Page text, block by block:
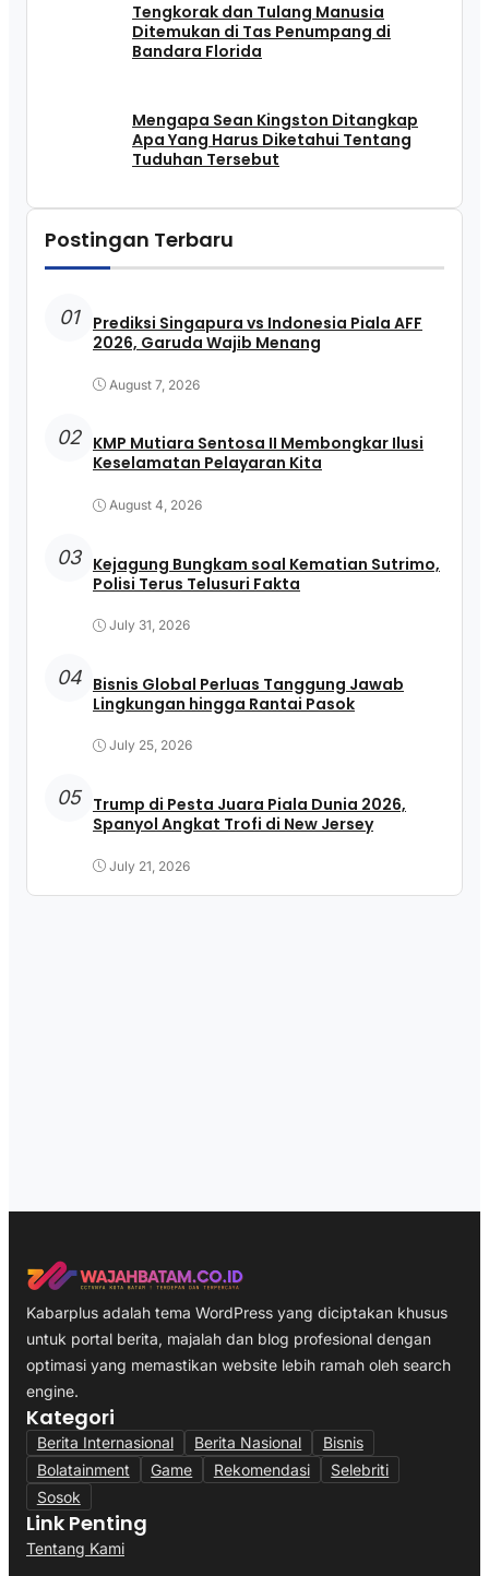
Tengkorak dan Tulang Manusia
Ditemukan di Tas Penumpang di
Bandara Florida
Mengapa Sean Kingston Ditangkap
Apa Yang Harus Diketahui Tentang
Tuduhan Tersebut
Postingan Terbaru
01
Prediksi Singapura vs Indonesia Piala AFF
2026, Garuda Wajib Menang
August 7, 2026
02 KMP Mutiara Sentosa II Membongkar Ilusi
Keselamatan Pelayaran Kita
August 4, 2026
03 Kejagung Bungkam soal Kematian Sutrimo,
Polisi Terus Telusuri Fakta
July 31, 2026
04 Bisnis Global Perluas Tanggung Jawab
Lingkungan hingga Rantai Pasok
July 25, 2026
05 Trump di Pesta Juara Piala Dunia 2026,
Spanyol Angkat Trofi di New Jersey
July 21, 2026
Kabarplus adalah tema WordPress yang diciptakan khusus
untuk portal berita, majalah dan blog profesional dengan
optimasi yang memastikan website lebih ramah oleh search
engine.
Kategori
Berita Internasional Berita Nasional
Bisnis
Bolatainment
Game Rekomendasi
Selebriti
Sosok
Link Penting
Tentang Kami